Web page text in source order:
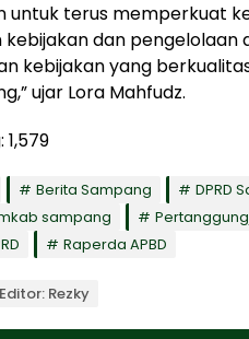
untuk terus memperkuat
kebijakan dan
kebijakan yang
ujar Lora Mahfudz.
1,579
Berita Sampang DPRD
sampang
Raperda APBD
Editor: Rezky